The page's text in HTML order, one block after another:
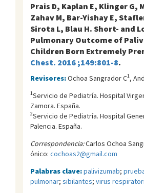
Prais D, Kaplan E, Klinger G,
Zahav M, Bar-Yishay E,
Sirota L, Blau H. Short- and
Pulmonary Outcome of
Children Born Extremely
Chest. 2016 ;149:801-8.
Revisores:Ochoa Sangrador C1,
1Servicio de Pediatría. Hospital
Zamora. España.
2Servicio de Pediatría. Hospital
Palencia. España.
Correspondencia:Carlos Ochoa
ónico: cochoas2@gmail.com
Palabras clave:palivizumab;
pulmonar; sibilantes; virus